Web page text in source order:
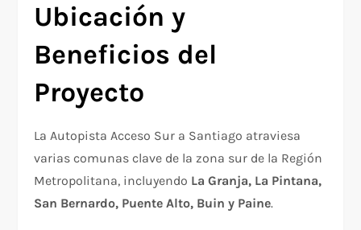
Ubicación y
Beneficios del
Proyecto
La Autopista Acceso Sur a Santiago atraviesa
varias comunas clave de la zona sur de la Región
Metropolitana, incluyendo La Granja, La Pintana,
San Bernardo, Puente Alto, Buin y Paine.